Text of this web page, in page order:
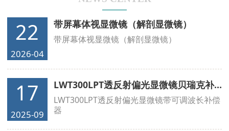
22
2026-04
带屏幕体视显微镜（解剖显微镜）
带屏幕体视显微镜（解剖显微镜）
17
2025-09
LWT300LPT透反射偏光显微镜贝瑞克补偿器
LWT300LPT透反射偏光显微镜带可调波长补偿
器